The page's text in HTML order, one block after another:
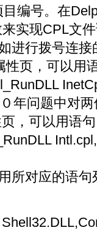
编号。在
实现CPL文
进行拨号连
性页，可以用
年问题中对
，可以用语
对应的语句